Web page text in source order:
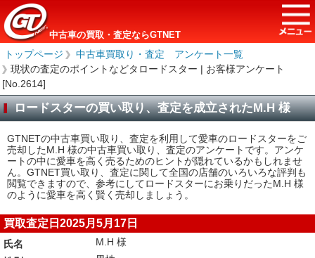
中古車の買取・査定ならGTNET
トップページ ＞
中古車買取り・査定 アンケート一覧
＞
現状の査定のポイントなどタロードスター | お客様アンケート
[No.2614]
ロードスターの買い取り、査定を成立されたM.H 様
GTNETの中古車買い取り、査定を利用して愛車のロードスターをご
売却したM.H 様の中古車買い取り、査定のアンケートです。アンケ
ートの中に愛車を高く売るためのヒントが隠れているかもしれませ
ん。GTNET買い取り、査定に関して全国の店舗のいろいろな評判も
閲覧できますので、参考にしてロードスターにお乗りだったM.H 様
のように愛車を高く賢く売却しましょう。
買取査定日2025月5月17日
氏名
M.H 様